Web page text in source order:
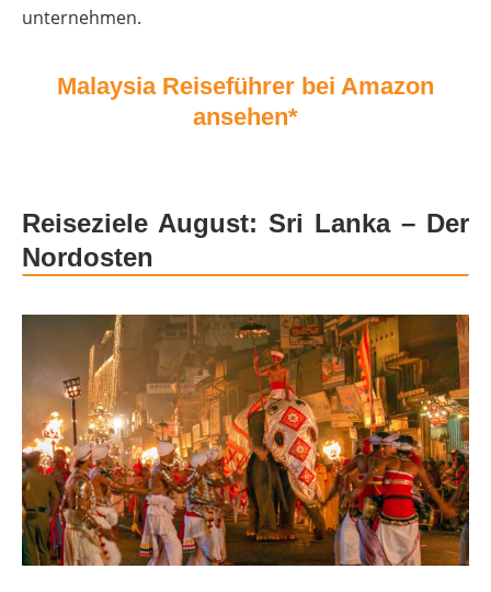
unternehmen.
Malaysia Reiseführer bei Amazon
ansehen*
Reiseziele August: Sri Lanka – Der
Nordosten